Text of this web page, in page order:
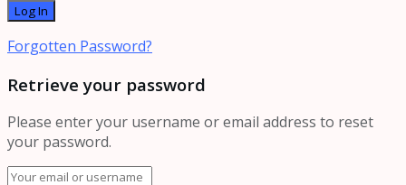
Forgotten Password?
Retrieve your password
Please enter your username or email address to reset
your password.